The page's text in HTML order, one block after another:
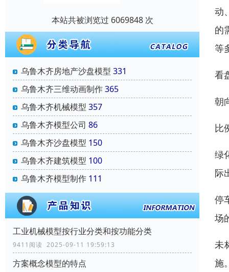
本站共被浏览过 6069848 次
乌鲁木齐房地产沙盘模型 331
乌鲁木齐三维动画制作365
乌鲁木齐机械模型 357
乌鲁木齐模型公司 86
乌鲁木齐沙盘模型 150
乌鲁木齐建筑模型 100
乌鲁木齐模型制作 111
工业机械模型按行业分类和按功能分类
9411阅读 2025-09-11 19:59:13
方案概念模型的特点
动
的
等
看
朝
比
绿
际
停
场
未
施